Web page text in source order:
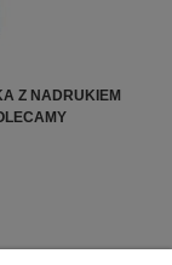
Z NADRUKIEM